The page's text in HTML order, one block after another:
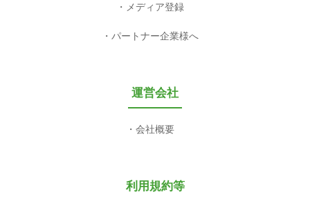
メディア登録
パートナー企業様へ
運営会社
会社概要
利用規約等